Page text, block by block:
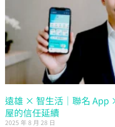
遠雄 × 智生活｜聯名 App
屋的信任延續
2025 年 8 月 28 日